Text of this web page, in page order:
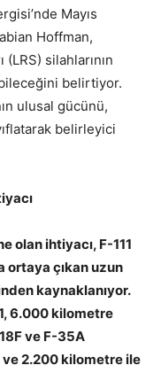
Mayıs
Hoffman,
silahlarının
belirtiyor.
ulusal gücünü,
belirleyici
olan ihtiyacı, F-111
ortaya çıkan uzun
kaynaklanıyor.
6.000 kilometre
ve F-35A
ve 2.200 kilometre ile